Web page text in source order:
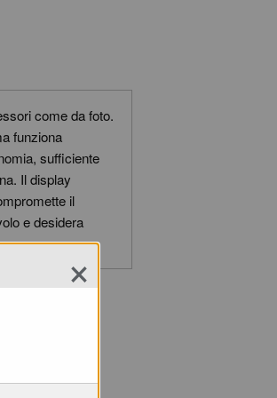
come da foto.
funziona
sufficiente
Il display
il
e desidera
×